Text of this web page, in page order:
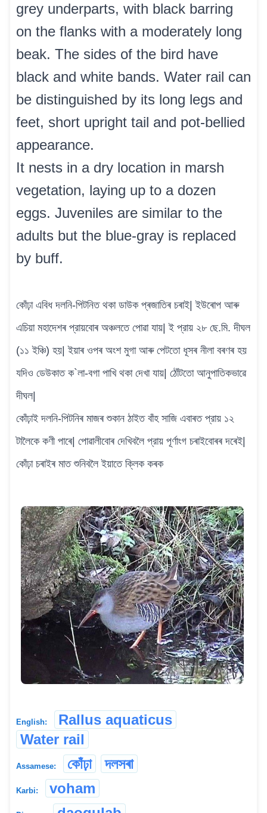
grey underparts, with black barring
on the flanks with a moderately long
beak. The sides of the bird have
black and white bands. Water rail can
be distinguished by its long legs and
feet, short upright tail and pot-bellied
appearance.
It nests in a dry location in marsh
vegetation, laying up to a dozen
eggs. Juveniles are similar to the
adults but the blue-gray is replaced
by buff.
কোঁঢ়া এবিধ দলনি-পিটনিত থকা ডাউক প্ৰজাতিৰ চৰাই| ইউৰোপ আৰু
এচিয়া মহাদেশৰ প্রায়বোৰ অঞ্চলতে পোৱা যায়| ই প্রায় ২৮ ছে.মি. দীঘল
(১১ ইঞ্চি) হয়| ইয়াৰ ওপৰ অংশ মুগা আৰু পেটতো ধূসৰ নীলা বৰণৰ হয়
যদিও ডেউকাত ক`লা-বগা পাখি থকা দেখা যায়| ঠোঁটতো আনুপাতিকভাৱে
দীঘল|
কোঁঢ়াই দলনি-পিটনিৰ মাজৰ শুকান ঠাইত বাঁহ সাজি এবাৰত প্রায় ১২
টালৈকে কণী পাৰে| পোৱালীবোৰ দেখিবলৈ প্রায় পূৰ্ণাংগ চৰাইবোৰৰ দৰেই|
কোঁঢ়া চৰাইৰ মাত শুনিবলৈ ইয়াতে ক্লিক কৰক
English:
Rallus aquaticus
Water rail
Assamese: কোঁঢ়া দলসৰা
Karbi: voham